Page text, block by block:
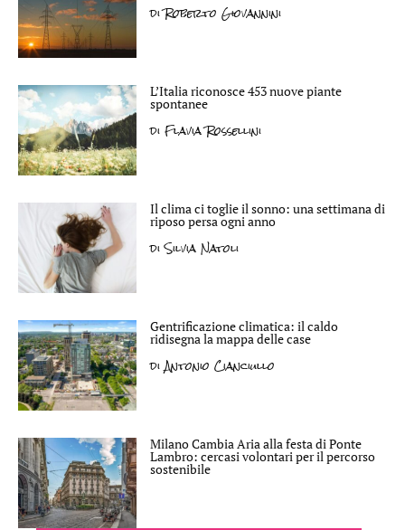
diRoberto Giovannini
L’Italia riconosce 453 nuove piante
spontanee
di Flavia Rossellini
Il clima ci toglie il sonno: una settimana di
riposo persa ogni anno
diSilvia Natoli
Gentrificazione climatica: il caldo
ridisegna la mappa delle case
diAntonio Cianciullo
Milano Cambia Aria alla festa di Ponte
Lambro: cercasi volontari per il percorso
sostenibile